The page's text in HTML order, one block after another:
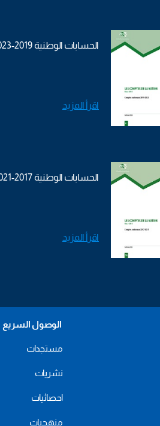
الحسابات الوطنية 2019-2023
اقرأ المزيد
الحسابات الوطنية 2017-2021
اقرأ المزيد
الوصول السريع
مستجدات
نشريات
احصائيات
منهجيات